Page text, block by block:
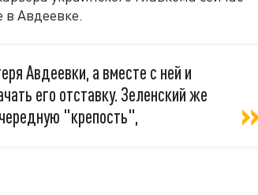
в Авдеевке.
Авдеевки, а вместе с ней и
его отставку. Зеленский же
"крепость",